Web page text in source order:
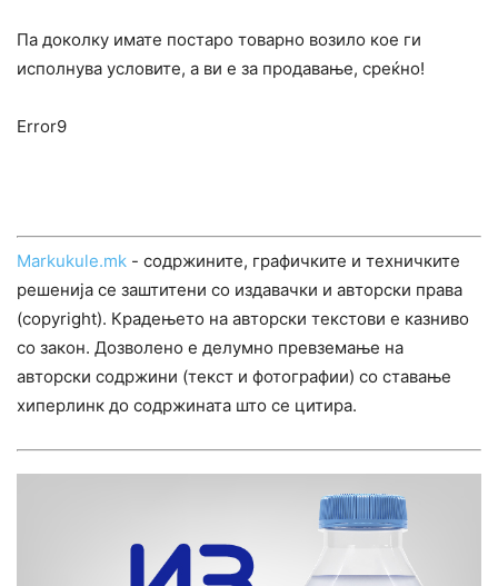
Па доколку имате постаро товарно возило кое ги
исполнува условите, а ви е за продавање, среќно!
Error9
Markukule.mk - содржините, графичките и техничките
решенија се заштитени со издавачки и авторски права
(copyright). Крадењето на авторски текстови е казниво
со закон. Дозволено е делумно превземање на
авторски содржини (текст и фотографии) со ставање
хиперлинк до содржината што се цитира.